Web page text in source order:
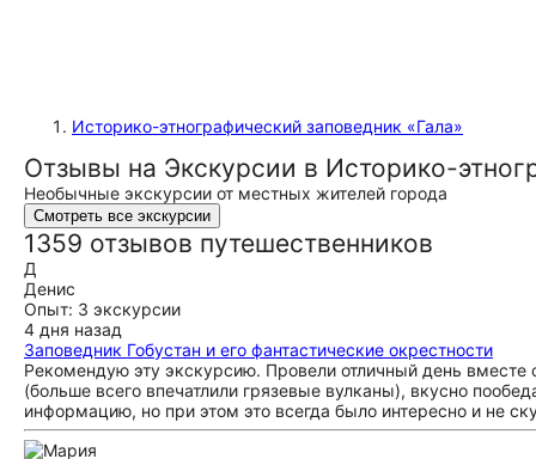
Историко-этнографический заповедник «Гала»
Отзывы на Экскурсии в Историко-
Необычные экскурсии от местных жителей города
Смотреть все экскурсии
1359 отзывов путешественников
Д
Денис
Опыт: 3 экскурсии
4 дня назад
Заповедник Гобустан и его фантастические окрестности
Рекомендую эту экскурсию. Провели отличный день
(больше всего впечатлили грязевые вулканы), вкусно
информацию, но при этом это всегда было интересно и не